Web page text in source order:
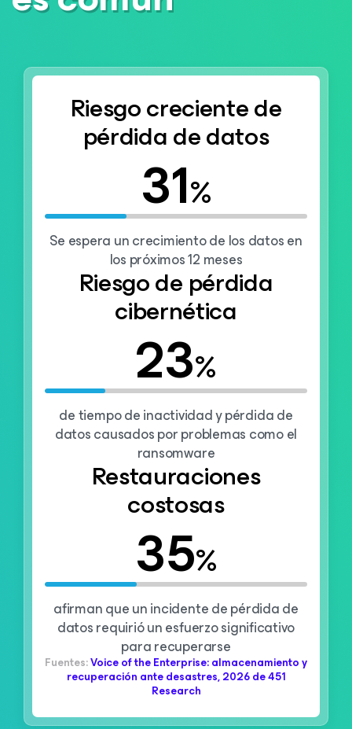
Riesgo creciente de
pérdida de datos
31%
Se espera un crecimiento de los datos en
los próximos 12 meses
Riesgo de pérdida
cibernética
23%
de tiempo de inactividad y pérdida de
datos causados por problemas como el
ransomware
Restauraciones
costosas
35%
afirman que un incidente de pérdida de
datos requirió un esfuerzo significativo
para recuperarse
Fuentes:Voice of the Enterprise: almacenamiento y
recuperación ante desastres, 2026 de 451
Research